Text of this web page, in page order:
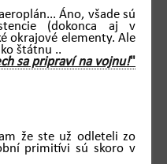
Áno, všade sú
(dokonca aj v
okrajové elementy. Ale
štátnu ..
sa pripraví na vojnu!"
že ste už odleteli zo
primitívi sú skoro v